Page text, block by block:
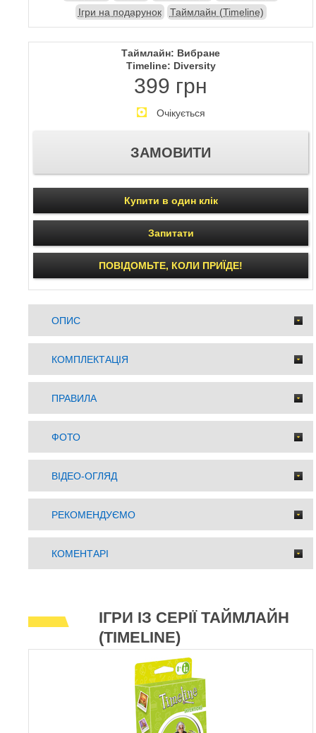
Ігри на подарунок
Таймлайн (Timeline)
Таймлайн: Вибране
Timeline: Diversity
399 грн
Очікується
Купити в один клік
Запитати
ПОВІДОМЬТЕ, КОЛИ ПРИЇДЕ!
ОПИС
КОМПЛЕКТАЦІЯ
ПРАВИЛА
ФОТО
ВІДЕО-ОГЛЯД
РЕКОМЕНДУЄМО
КОМЕНТАРІ
ІГРИ ІЗ СЕРІЇ ТАЙМЛАЙН
(TIMELINE)